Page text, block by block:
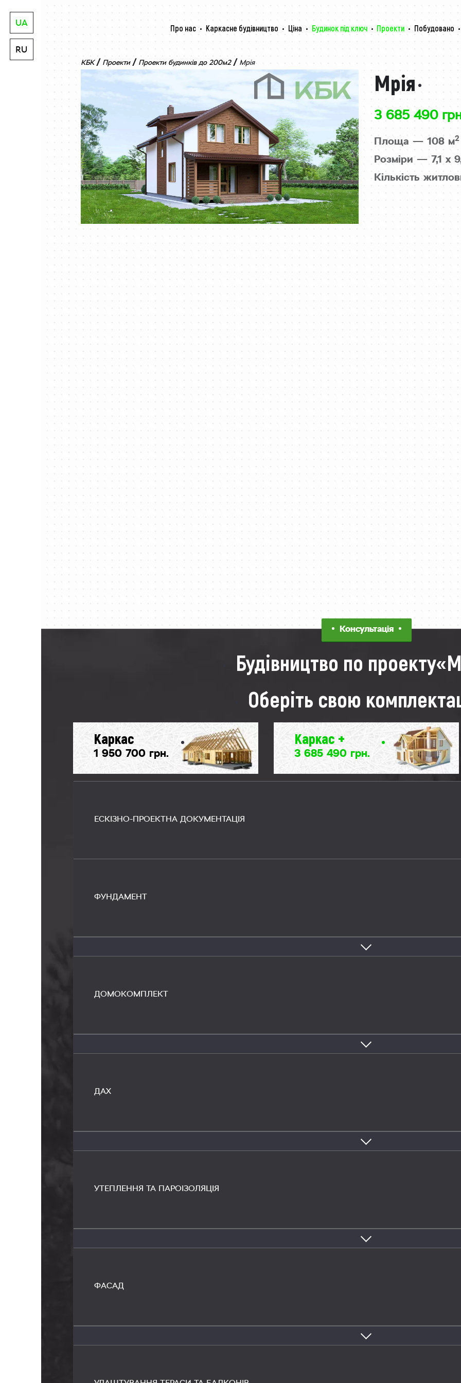
UA
RU
Про нас Каркасне будівництво Ціна Будинок під ключ Проекти Побудовано
КБК / Проекти / Проекти будинків до 200м2 / Мрія
Мрія
3 685 490
Площа — 108 м2
Розміри — 7,1 х
Кількість
Консультація
Будівництво по
Оберіть свою
Каркас
1 950 700 грн.
Каркас +
3 685 490 грн.
ЕСКІЗНО-ПРОЕКТНА ДОКУМЕНТАЦІЯ
ФУНДАМЕНТ
ДОМОКОМПЛЕКТ
ДАХ
УТЕПЛЕННЯ ТА ПАРОІЗОЛЯЦІЯ
ФАСАД